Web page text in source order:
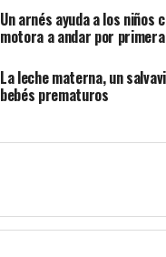
Un arnés ayuda a los niños
motora a andar por
La leche materna, un
bebés prematuros